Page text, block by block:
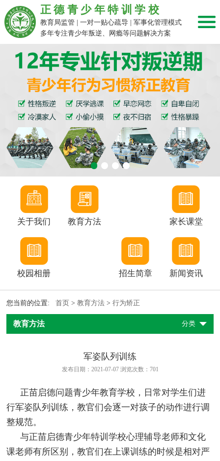
正德青少年特训学校
教育局监管 | 一对一贴心疏导 | 军事化管理模式
多年专注青少年叛逆、网瘾等问题解决方案
关于我们 教育方法 家长课堂
校园相册 招生简章 新闻资讯
您当前的位置:首页 >教育方法 >行为矫正
教育方法 分类
军姿队列训练
发布日期：2021-07-07 浏览次数： 701
正苗启德问题青少年教育学校，日常对学生们进
行军姿队列训练，教官们会逐一对孩子的动作进行调
整规范。
与正苗启德青少年特训学校心理辅导老师和文化
课老师有所区别，教官们在上课训练的时候是相对严